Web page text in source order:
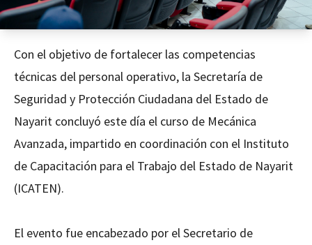
Con el objetivo de fortalecer las competencias
técnicas del personal operativo, la Secretaría de
Seguridad y Protección Ciudadana del Estado de
Nayarit concluyó este día el curso de Mecánica
Avanzada, impartido en coordinación con el Instituto
de Capacitación para el Trabajo del Estado de Nayarit
(ICATEN).
El evento fue encabezado por el Secretario de